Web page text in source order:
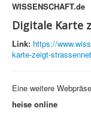
WISSENSCHAFT.de
Digitale Karte
Link: https://
karte-zeigt-
Eine weitere
heise online